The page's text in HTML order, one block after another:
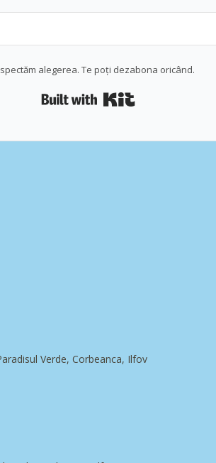
alegerea. Te poți dezabona oricând.
Verde, Corbeanca, Ilfov